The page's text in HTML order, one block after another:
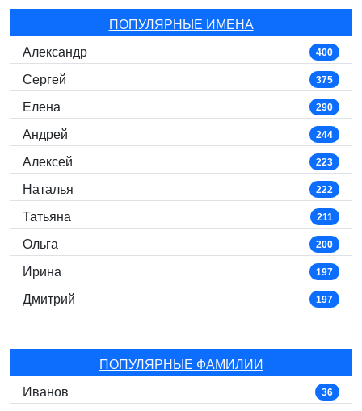
ПОПУЛЯРНЫЕ ИМЕНА
Александр
400
Сергей 375
Елена 290
Андрей 244
Алексей 223
Наталья 222
Татьяна 211
Ольга 200
Ирина 197
Дмитрий 197
ПОПУЛЯРНЫЕ ФАМИЛИИ
Иванов
36